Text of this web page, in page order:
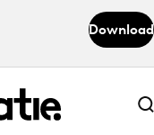
Download
Abonneer nu
Abonneer nu